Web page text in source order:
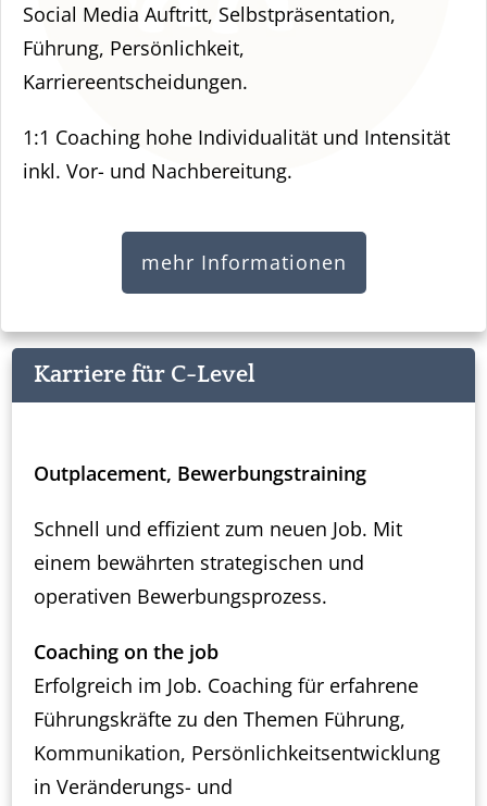
Social Media Auftritt, Selbstpräsentation,
Führung, Persönlichkeit,
Karriereentscheidungen.
1:1 Coaching hohe Individualität und Intensität
inkl. Vor- und Nachbereitung.
mehr Informationen
Karriere für C-Level
Outplacement, Bewerbungstraining
Schnell und effizient zum neuen Job. Mit
einem bewährten strategischen und
operativen Bewerbungsprozess.
Coaching on the job
Erfolgreich im Job. Coaching für erfahrene
Führungskräfte zu den Themen Führung,
Kommunikation, Persönlichkeitsentwicklung
in Veränderungs- und